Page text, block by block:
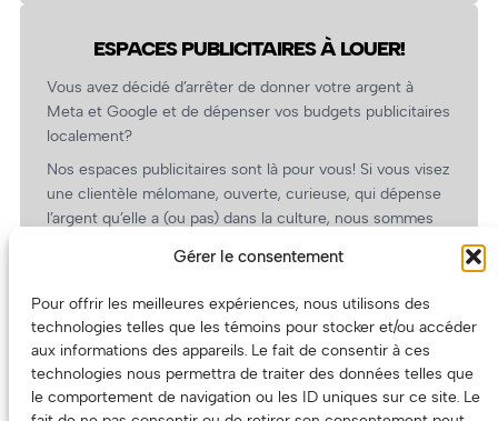
Gérer le consentement
Pour offrir les meilleures expériences, nous utilisons des
technologies telles que les témoins pour stocker et/ou accéder
aux informations des appareils. Le fait de consentir à ces
technologies nous permettra de traiter des données telles que
le comportement de navigation ou les ID uniques sur ce site. Le
ESPACES PUBLICITAIRES À LOUER!
Vous avez décidé d’arrêter de donner votre argent à
Meta et Google et de dépenser vos budgets publicitaires
localement?
Nos espaces publicitaires sont là pour vous! Si vous visez
une clientèle mélomane, ouverte, curieuse, qui dépense
l’argent qu’elle a (ou pas) dans la culture, nous sommes
revient.
(Oui, on va avoir des tarifs spéciaux pour vous, les
artistes!)